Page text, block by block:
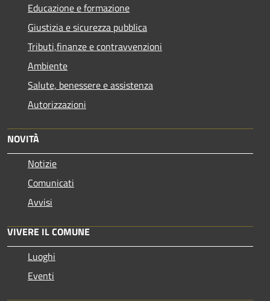
Educazione e formazione
Giustizia e sicurezza pubblica
Tributi,finanze e contravvenzioni
Ambiente
Salute, benessere e assistenza
Autorizzazioni
NOVITÀ
Notizie
Comunicati
Avvisi
VIVERE IL COMUNE
Luoghi
Eventi